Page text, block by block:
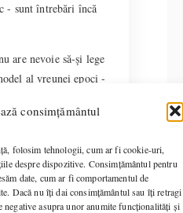
consimțământul
folosim tehnologii, cum ar fi cookie-uri,
despre dispozitive. Consimțământul pentru
date, cum ar fi comportamentul de
Dacă nu îți dai consimțământul sau îți retragi
negative asupra unor anumite funcționalități și
- sunt întrebări încă
are nevoie să-și lege
al vreunei epoci -
ar fi bine verificate în
cel Înviat, nu pe